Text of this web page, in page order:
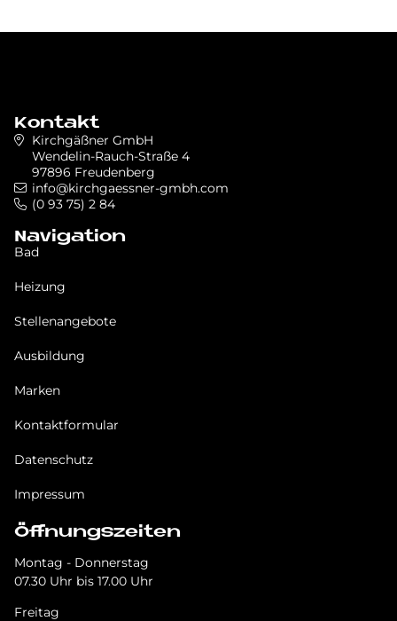
Kontakt
Kirchgäßner GmbH
Wendelin-Rauch-Straße 4
97896 Freudenberg
info@kirchgaessner-gmbh.com
(0 93 75) 2 84
Navigation
Bad
Heizung
Stellenangebote
Ausbildung
Marken
Kontaktformular
Datenschutz
Impressum
Öffnungszeiten
Montag - Donnerstag
07.30 Uhr bis 17.00 Uhr
Freitag